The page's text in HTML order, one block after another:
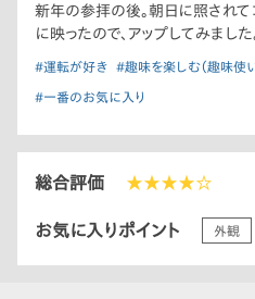
新年の参拝の後。朝日に照されて
に映ったので、アップしてみました
#運転が好き #趣味を楽しむ（趣味使い
#一番のお気に入り
総合評価 ★★★★☆
お気に入りポイント 外観